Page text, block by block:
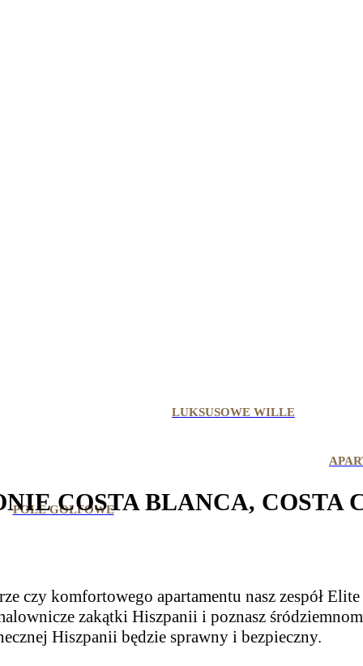
LUKSUSOWE WILLE
POLE GOLFOWE
COSTA BLANCA, COSTA
czy komfortowego apartamentu nasz zespół
zakątki Hiszpanii i poznasz
Hiszpanii będzie sprawny i bezpieczny.